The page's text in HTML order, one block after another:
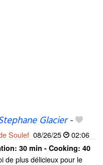
Glacier-
Soulef 08/26/25 02:06
30 min - Cooking: 40
de plus délicieux pour le